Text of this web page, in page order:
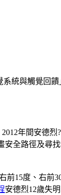
統與觸覺回
年間安德
全路徑及尋
15度、右
安德烈12歲失